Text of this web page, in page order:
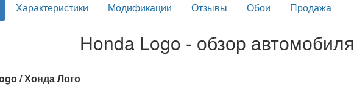
Характеристики Модификации Отзывы Обои Продажа
Honda Logo - обзор автомобиля
/ Хонда Лого